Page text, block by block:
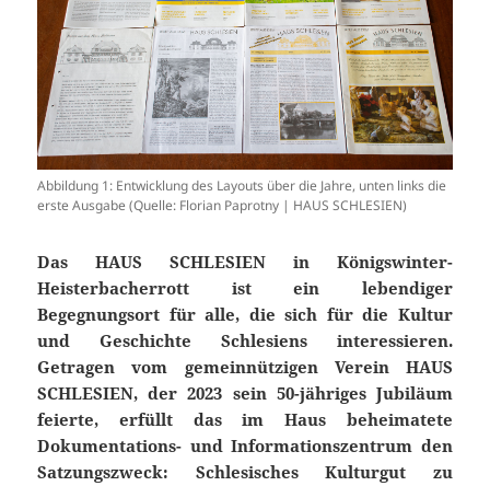
Abbildung 1: Entwicklung des Layouts über die Jahre, unten links die
erste Ausgabe (Quelle: Florian Paprotny | HAUS SCHLESIEN)
Das HAUS SCHLESIEN in Königswinter-
Heisterbacherrott ist ein lebendiger
Begegnungsort für alle, die sich für die Kultur
und Geschichte Schlesiens interessieren.
Getragen vom gemeinnützigen Verein HAUS
SCHLESIEN, der 2023 sein 50-jähriges Jubiläum
feierte, erfüllt das im Haus beheimatete
Dokumentations- und Informationszentrum den
Satzungszweck: Schlesisches Kulturgut zu